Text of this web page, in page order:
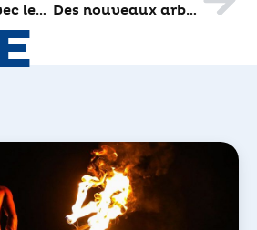
Rencontre avec les « jaunards » de Brive plage Des nouveaux arbres pour l’avenue de Paris en novembre